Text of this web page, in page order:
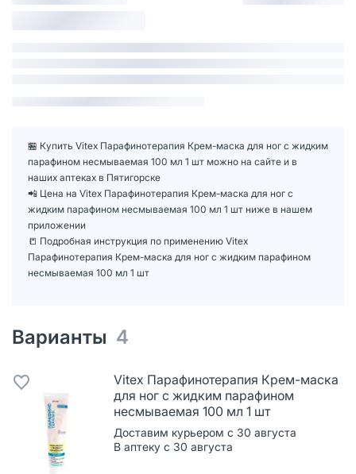
🏪 Купить Vitex Парафинотерапия Крем-маска для ног с жидким
парафином несмываемая 100 мл 1 шт можно на сайте и в
наших аптеках в Пятигорске
📲 Цена на Vitex Парафинотерапия Крем-маска для ног с
жидким парафином несмываемая 100 мл 1 шт ниже в нашем
приложении
📒 Подробная инструкция по применению Vitex
Парафинотерапия Крем-маска для ног с жидким парафином
несмываемая 100 мл 1 шт
Варианты 4
Vitex Парафинотерапия Крем-маска
для ног с жидким парафином
несмываемая 100 мл 1 шт
Доставим курьером с 30 августа
В аптеку с 30 августа